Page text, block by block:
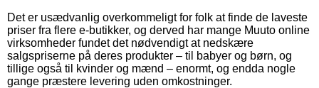
Det er usædvanlig overkommeligt for folk at finde de laveste
priser fra flere e-butikker, og derved har mange Muuto online
virksomheder fundet det nødvendigt at nedskære
salgspriserne på deres produkter – til babyer og børn, og
tillige også til kvinder og mænd – enormt, og endda nogle
gange præstere levering uden omkostninger.